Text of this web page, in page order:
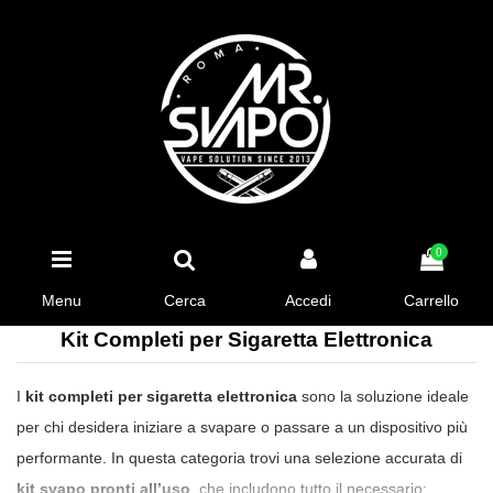
Menu Cerca Accedi
0
Carrello
Kit Completi per Sigaretta Elettronica
I kit completi per sigaretta elettronica sono la soluzione ideale
per chi desidera iniziare a svapare o passare a un dispositivo più
performante. In questa categoria trovi una selezione accurata di
kit svapo pronti all’uso , che includono tutto il necessario: